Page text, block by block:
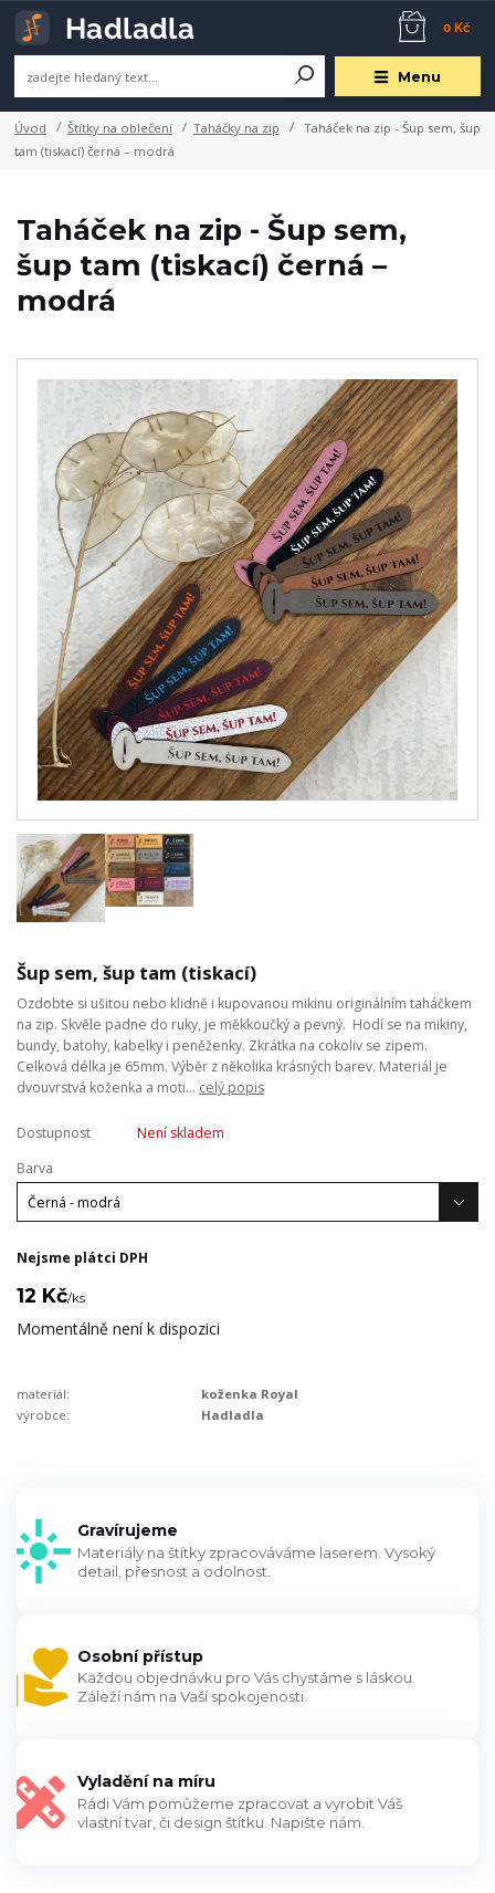
Menu
0 Kč
Úvod Štítky na oblečení Taháčky na zip
Taháček na zip - Šup sem, šup
tam (tiskací) černá – modrá
Taháček na zip - Šup sem,
šup tam (tiskací) černá –
modrá
Šup sem, šup tam (tiskací)
Ozdobte si ušitou nebo klidně i kupovanou mikinu originálním taháčkem
na zip. Skvěle padne do ruky, je měkkoučký a pevný. Hodí se na mikiny,
bundy, batohy, kabelky i peněženky. Zkrátka na cokoliv se zipem.
Celková délka je 65mm. Výběr z několika krásných barev. Materiál je
dvouvrstvá koženka a moti... celý popis
Dostupnost
Není skladem
Barva
Nejsme plátci DPH
12 Kč/ks
Momentálně není k dispozici
materiál:
koženka Royal
výrobce:
Hadladla
Gravírujeme
Materiály na štítky zpracováváme laserem. Vysoký
detail, přesnost a odolnost.
Osobní přístup
Každou objednávku pro Vás chystáme s láskou.
Záleží nám na Vaší spokojenosti.
Vyladění na míru
Rádi Vám pomůžeme zpracovat a vyrobit Váš
vlastní tvar, či design štítku. Napište nám.